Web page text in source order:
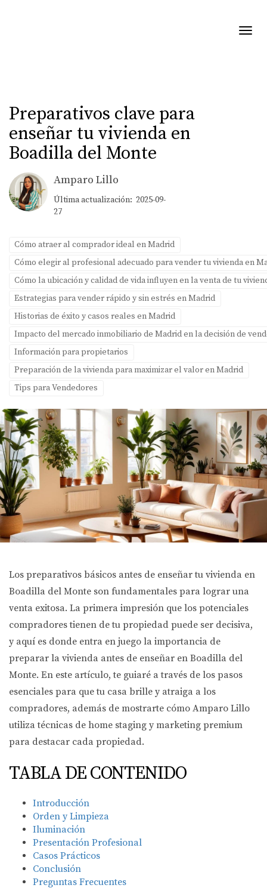
Preparativos clave para
enseñar tu vivienda en
Boadilla del Monte
Amparo Lillo
Última actualización: 2025-09-
27
Cómo atraer al comprador ideal en Madrid
Cómo elegir al profesional adecuado para vender tu vivienda en
Cómo la ubicación y calidad de vida influyen en la venta de tu
Estrategias para vender rápido y sin estrés en Madrid
Historias de éxito y casos reales en Madrid
Impacto del mercado inmobiliario de Madrid en la decisión de
Información para propietarios
Preparación de la vivienda para maximizar el valor en Madrid
Tips para Vendedores
Los preparativos básicos antes de enseñar tu vivienda en
Boadilla del Monte son fundamentales para lograr una
venta exitosa. La primera impresión que los potenciales
compradores tienen de tu propiedad puede ser decisiva,
y aquí es donde entra en juego la importancia de
preparar la vivienda antes de enseñar en Boadilla del
Monte. En este artículo, te guiaré a través de los pasos
esenciales para que tu casa brille y atraiga a los
compradores, además de mostrarte cómo Amparo Lillo
utiliza técnicas de home staging y marketing premium
para destacar cada propiedad.
TABLA DE CONTENIDO
Introducción
Orden y Limpieza
Iluminación
Presentación Profesional
Casos Prácticos
Conclusión
Preguntas Frecuentes